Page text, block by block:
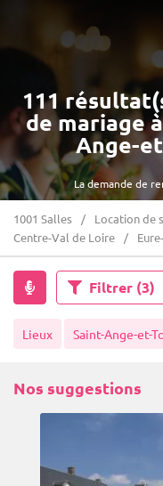
La demande de
111
de mariage
Ange-
1001 Salles Location de
Centre-Val de Loire
Filtrer (3)
Lieux Saint-Ange-et-
Nos suggestions